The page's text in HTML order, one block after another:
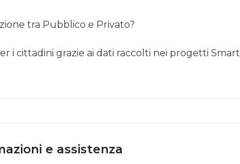
tra Pubblico e Privato?
i cittadini grazie ai dati raccolti nei progetti Smart
e assistenza